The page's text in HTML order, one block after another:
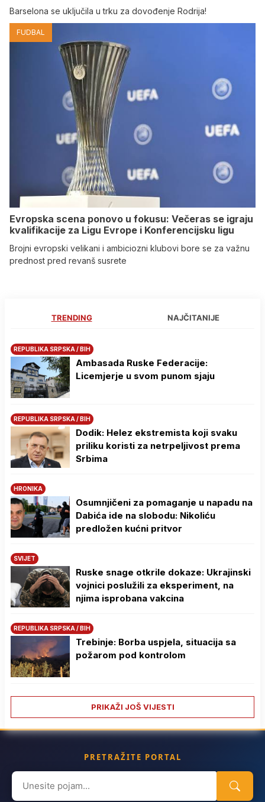
Barselona se uključila u trku za dovođenje Rodrija!
FUDBAL
Evropska scena ponovo u fokusu: Večeras se igraju
kvalifikacije za Ligu Evrope i Konferencijsku ligu
Brojni evropski velikani i ambiciozni klubovi bore se za važnu
prednost pred revanš susrete
TRENDING NAJČITANIJE
REPUBLIKA SRPSKA / BIH
Ambasada Ruske Federacije:
Licemjerje u svom punom sjaju
REPUBLIKA SRPSKA / BIH
Dodik: Helez ekstremista koji svaku
priliku koristi za netrpeljivost prema
Srbima
HRONIKA
Osumnjičeni za pomaganje u napadu na
Dabića ide na slobodu: Nikoliću
predložen kućni pritvor
SVIJET
Ruske snage otkrile dokaze: Ukrajinski
vojnici poslužili za eksperiment, na
njima isprobana vakcina
REPUBLIKA SRPSKA / BIH
Trebinje: Borba uspjela, situacija sa
požarom pod kontrolom
PRIKAŽI JOŠ VIJESTI
PRETRAŽITE PORTAL
Search
for: